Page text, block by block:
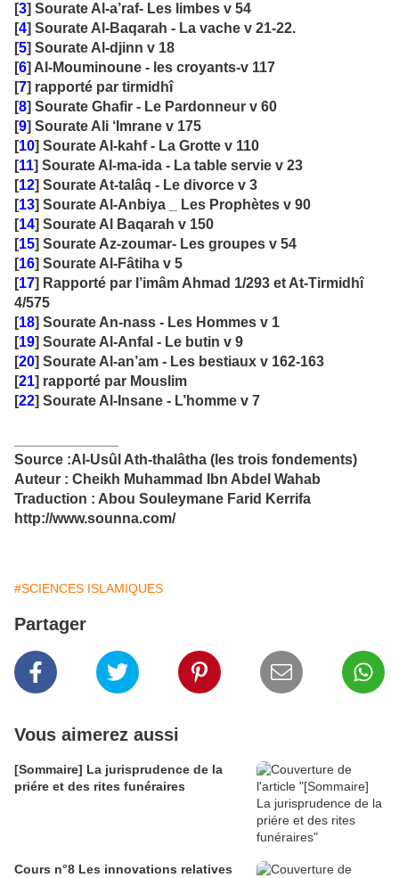
[3] Sourate Al-a’raf- Les limbes v 54
[4] Sourate Al-Baqarah - La vache v 21-22.
[5] Sourate Al-djinn v 18
[6] Al-Mouminoune - les croyants-v 117
[7] rapporté par tirmidhî
[8] Sourate Ghafir - Le Pardonneur v 60
[9] Sourate Ali ‘Imrane v 175
[10] Sourate Al-kahf - La Grotte v 110
[11] Sourate Al-ma-ida - La table servie v 23
[12] Sourate At-talâq - Le divorce v 3
[13] Sourate Al-Anbiya _ Les Prophètes v 90
[14] Sourate Al Baqarah v 150
[15] Sourate Az-zoumar- Les groupes v 54
[16] Sourate Al-Fâtiha v 5
[17] Rapporté par l’imâm Ahmad 1/293 et At-Tirmidhî
4/575
[18] Sourate An-nass - Les Hommes v 1
[19] Sourate Al-Anfal - Le butin v 9
[20] Sourate Al-an’am - Les bestiaux v 162-163
[21] rapporté par Mouslim
[22] Sourate Al-Insane - L’homme v 7
Source :Al-Usûl Ath-thalâtha (les trois fondements)
Auteur : Cheikh Muhammad Ibn Abdel Wahab
Traduction : Abou Souleymane Farid Kerrifa
http://www.sounna.com/
#SCIENCES ISLAMIQUES
Partager
Vous aimerez aussi
[Sommaire] La jurisprudence de la
priére et des rites funéraires
Cours n°8 Les innovations relatives